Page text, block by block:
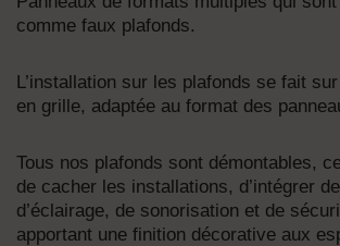
comme faux plafonds.
L’installation sur les plafonds se fait
en grille, adaptée au format des
Tous nos plafonds sont démontables,
de cacher les installations, d’intégrer
d’éclairage, de sonorisation et de
apportant une finition décorative aux